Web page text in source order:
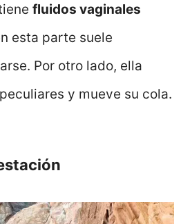
fluidos vaginales
esta parte suele
Por otro lado, ella
y mueve su cola.